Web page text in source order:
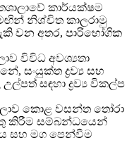
කාර්යක්ෂම
නිශ්චිත කාලරාමු
වන අතර, පාරිභෝගික
විවිධ අවශ්‍යතා
සංයුක්ත ද්‍රව්‍ය සහ
සඳහා ද්‍රව්‍ය විකල්ප
කොළ වසන්ත තෝරා
කිරීම සම්බන්ධයෙන්
සහ මග පෙන්වීම